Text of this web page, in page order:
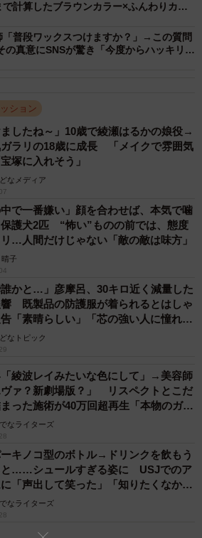
子が産まれてからおしゃれを封印
なって子どもたちのためにも“キレ
『どのようにおしゃれしたらいい
でいました。
イルは、『参観日に学校へ行った時
イだな”って思ってもらえたらいい
ても“平成っぽさ”を抜け出せないの
りたい』というものでした」
計算したブラウンカラー×ふんわりカッ
「普段ワックスつけますか？」→この質問
の真意にSNSが驚き「今度からハッキリ言
ション
ましたね～」10歳で綾瀬はるかの娘役→
ラリの18歳に成長 「メイクで雰囲気
塚に入れそう」
なメディア
中で一番嫌い」顔を合わせば、本気で噛
護犬2匹 “怖い”ものの前では、態度
…人間だけじゃない「敵の敵は味方」
子
誰かと…」彦摩呂、30キロ近く減量した
既製品の防護服が着られるとはしゃ
「素晴らしい」「芯の強い人に憧れま
なトピック
綾波レイみたいな色にして」→美容師
ヴァ？新劇場版？」 リスペクトとこだ
った施術が40万回超再生「本物のガチ
なライターズ
キノコ型のボトル→ドリンクを飲もう
と……シュールすぎる姿に USJでのア
「声出して笑った」「知りたくなかっ
なライターズ